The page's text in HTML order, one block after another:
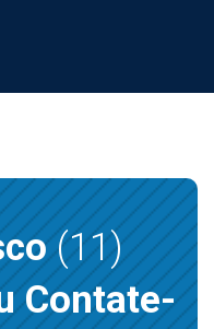
(11)
Contate-